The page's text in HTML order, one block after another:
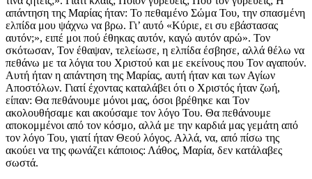
απάντηση της Μαρίας ήταν: Το πεθαμένο Σώμα Του, την σπασμένη
ελπίδα μου ψάχνω να βρω. Γι’ αυτό «Κύριε, ει συ εβάστασας
αυτόν;», ειπέ μοι πού έθηκας αυτόν, καγώ αυτόν αρώ». Τον
σκότωσαν, Τον έθαψαν, τελείωσε, η ελπίδα έσβησε, αλλά θέλω να
πεθάνω με τα λόγια του Χριστού και με εκείνους που Τον αγαπούν.
Αυτή ήταν η απάντηση της Μαρίας, αυτή ήταν και των Αγίων
Αποστόλων. Γιατί έχοντας καταλάβει ότι ο Χριστός ήταν ζωή,
είπαν: Θα πεθάνουμε μόνοι μας, όσοι βρέθηκε και Τον
ακολουθήσαμε και ακούσαμε τον λόγο Του. Θα πεθάνουμε
αποκομμένοι από τον κόσμο, αλλά με την καρδιά μας γεμάτη από
τον λόγο Του, γιατί ήταν Θεού λόγος. Αλλά, να, από πίσω της
ακούει να της φωνάζει κάποιος: Λάθος, Μαρία, δεν κατάλαβες
σωστά.